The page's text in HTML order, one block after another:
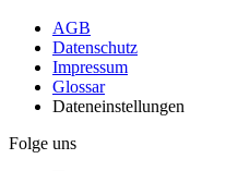
AGB
Datenschutz
Impressum
Glossar
Dateneinstellungen
Folge uns